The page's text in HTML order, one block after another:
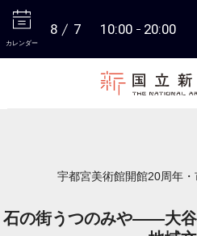
カレンダー
8 7 10:00 20:00
宇都宮美術館開館20周年
石の街うつのみや――大谷